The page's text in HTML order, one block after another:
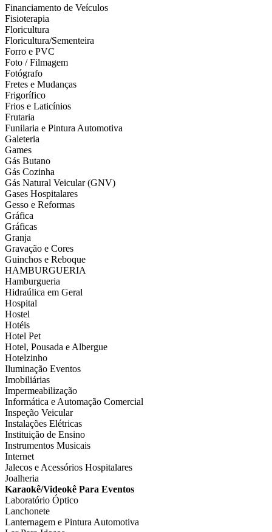
Financiamento de Veículos
Fisioterapia
Floricultura
Floricultura/Sementeira
Forro e PVC
Foto / Filmagem
Fotógrafo
Fretes e Mudanças
Frigorífico
Frios e Laticínios
Frutaria
Funilaria e Pintura Automotiva
Galeteria
Games
Gás Butano
Gás Cozinha
Gás Natural Veicular (GNV)
Gases Hospitalares
Gesso e Reformas
Gráfica
Gráficas
Granja
Gravação e Cores
Guinchos e Reboque
HAMBURGUERIA
Hamburgueria
Hidraúlica em Geral
Hospital
Hostel
Hotéis
Hotel Pet
Hotel, Pousada e Albergue
Hotelzinho
Iluminação Eventos
Imobiliárias
Impermeabilização
Informática e Automação Comercial
Inspeção Veicular
Instalações Elétricas
Instituição de Ensino
Instrumentos Musicais
Internet
Jalecos e Acessórios Hospitalares
Joalheria
Karaokê/Videokê Para Eventos
Laboratório Óptico
Lanchonete
Lanternagem e Pintura Automotiva